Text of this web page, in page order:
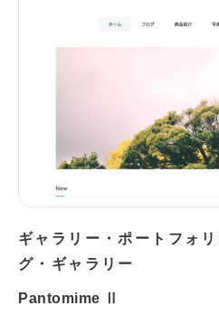
ギャラリー・ポートフォリ
グ・ギャラリー
Pantomime Ⅱ